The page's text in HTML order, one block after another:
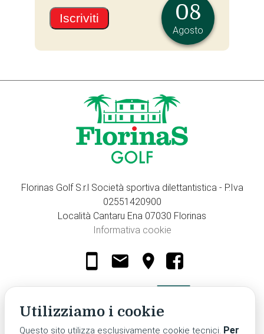
Iscriviti 08
Agosto
Florinas Golf S.r.l Società sportiva dilettantistica - P.Iva
02551420900
Località Cantaru Ena 07030 Florinas
Informativa cookie
smartphone email location_on
Utilizziamo i cookie
Questo sito utilizza esclusivamente cookie tecnici. Per